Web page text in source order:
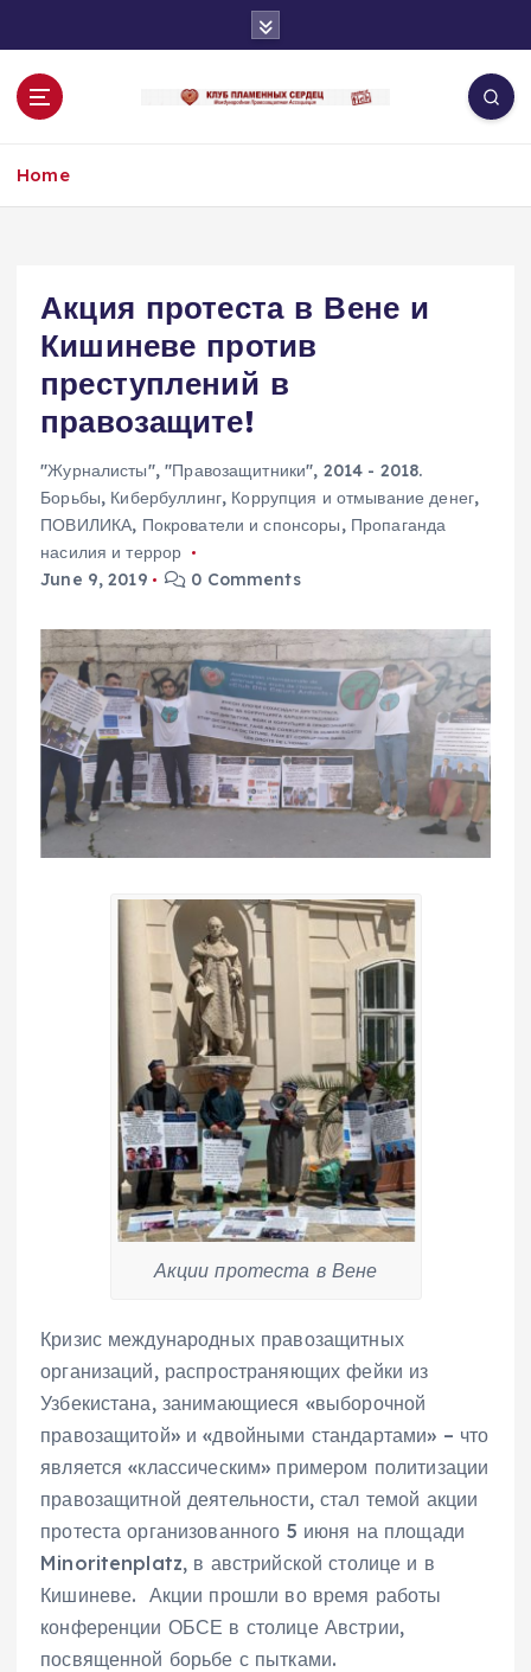
o
Home
Акция протеста в Вене и
Кишиневе против
преступлений в
правозащите!
"Журналисты","Правозащитники", 2014 - 2018.
Борьбы, Кибербуллинг, Коррупция и отмывание денег,
ПОВИЛИКА, Покрователи и спонсоры, Пропаганда
насилия и террор
June 9, 2019
0 Comments
Акции протеста в Вене
Кризис международных правозащитных
организаций, распространяющих фейки из
Узбекистана, занимающиеся «выборочной
правозащитой» и «двойными стандартами» – что
является «классическим» примером политизации
правозащитной деятельности, стал темой акции
протеста организованного 5 июня на площади
Minoritenplatz, в австрийской столице и в
Кишиневе. Акции прошли во время работы
конференции ОБСЕ в столице Австрии,
посвященной борьбе с пытками.